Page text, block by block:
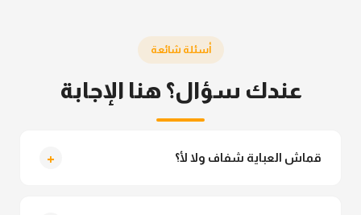
أسئلة شائعة
عندك سؤال؟ هنا الإجابة
قماش العباية شفاف ولا لأ؟ +